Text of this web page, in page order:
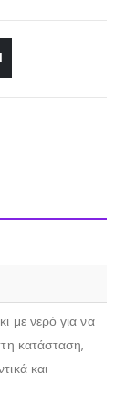
με νερό για να
κατάσταση,
και